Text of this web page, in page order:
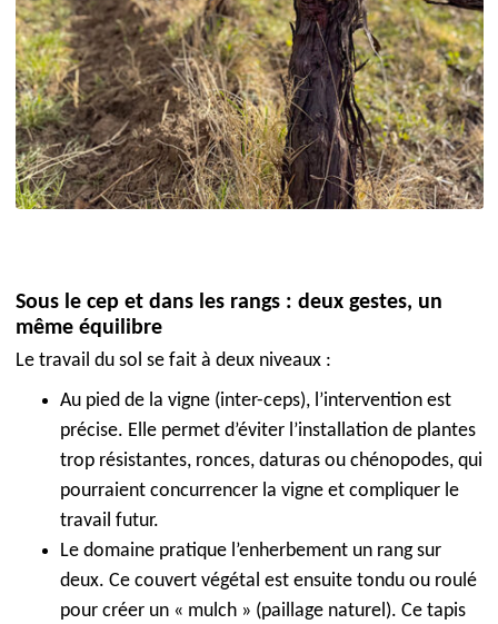
Sous le cep et dans les rangs : deux gestes, un
même équilibre
Le travail du sol se fait à deux niveaux :
Au pied de la vigne (inter-ceps), l’intervention est
précise. Elle permet d’éviter l’installation de plantes
trop résistantes, ronces, daturas ou chénopodes, qui
pourraient concurrencer la vigne et compliquer le
travail futur.
Le domaine pratique l’enherbement un rang sur
deux. Ce couvert végétal est ensuite tondu ou roulé
pour créer un « mulch » (paillage naturel). Ce tapis